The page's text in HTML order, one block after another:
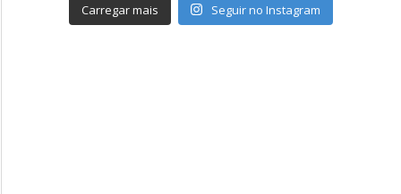
Carregar mais Seguir no Instagram